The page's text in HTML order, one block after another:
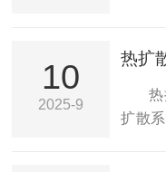
员和
胀行
提供
10
2025-9
热扩
扩散